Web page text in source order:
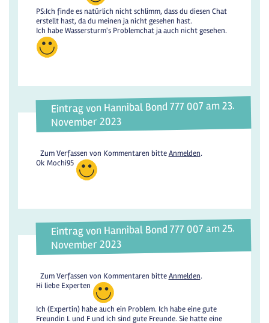
PS:Ich finde es natürlich nicht schlimm, dass du diesen Chat
erstellt hast, da du meinen ja nicht gesehen hast.
Ich habe Wassersturm's Problemchat ja auch nicht gesehen.
Eintrag von Hannibal Bond 777 007 am 23.
November 2023
Zum Verfassen von Kommentaren bitteAnmelden.
Ok Mochi95
Eintrag von Hannibal Bond 777 007 am 25.
November 2023
Zum Verfassen von Kommentaren bitteAnmelden.
Hi liebe Experten
Ich (Expertin) habe auch ein Problem. Ich habe eine gute
Freundin L und F und ich sind gute Freunde. Sie hatte eine